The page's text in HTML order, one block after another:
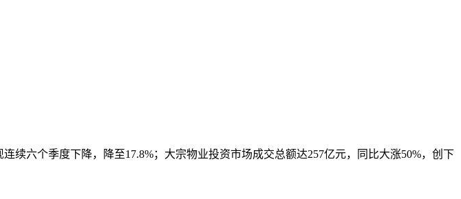
续六个季度下降，降至17.8%；大宗物业投资市场成交总额达257亿元，同比大涨50%，创下